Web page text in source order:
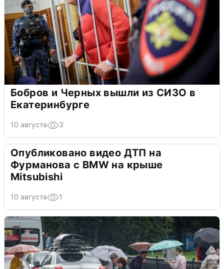
Бобров и Черных вышли из СИЗО в
Екатеринбурге
10 августа 3
Опубликовано видео ДТП на
Фурманова с BMW на крыше
Mitsubishi
10 августа 1